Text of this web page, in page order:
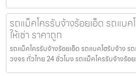
รถแม็คโครรับจ้างร้อยเอ็ด รถแบค
ให้เช่า ราคาถูก
รถแม็คโครรับจ้างร้อยเอ็ด รถแบคโฮรับจ้าง ร
วงจร ทั่วไทย 24 ชั่วโมง รถแม็คโครรับจ้างร้อ